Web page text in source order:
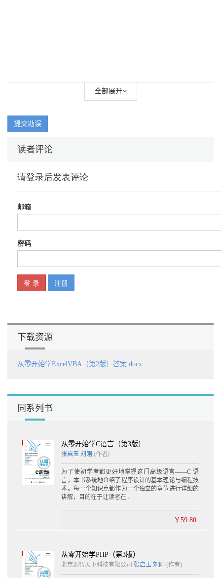
全部展开
提交勘误
读者评论
下载资源
从零开始学ExcelVBA（第2版）答案.docx
同系列书
从零开始学C语言（第3版）
张启玉 刘刚 (作者)
为了使初学者都更好地掌握这门高级语言——C 语
言，本书系统地介绍了程序设计的基本理论与编程技
术。每一个知识点都作为一个独立的章节进行详细的
讲解，目的在于让读者在...
￥59.80
从零开始学PHP（第3版）
北京源智天下科技有限公司 张启玉 刘刚 (作者)